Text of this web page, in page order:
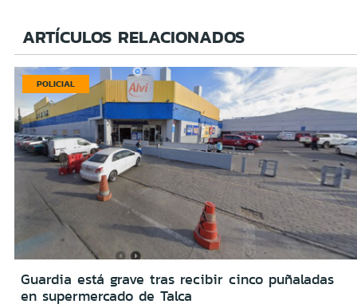
ARTÍCULOS RELACIONADOS
POLICIAL
Guardia está grave tras recibir cinco puñaladas
en supermercado de Talca